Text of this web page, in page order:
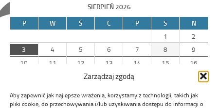
Zarządzaj zgodą
Aby zapewnić jak najlepsze wrażenia, korzystamy z technologii, takich jak
pliki cookie, do przechowywania i/lub uzyskiwania dostępu do informacji o
SIERPIEŃ 2026
P
W Ś C P S
N
1
2
3
4 5 6 7 8
9
10
11 12 13 14 15
16
19 20 21
31